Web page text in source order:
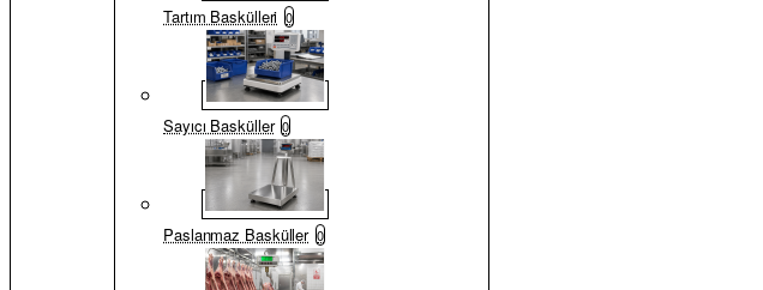
Tartım Baskülleri 0
Sayıcı Basküller 0
Paslanmaz Basküller 0